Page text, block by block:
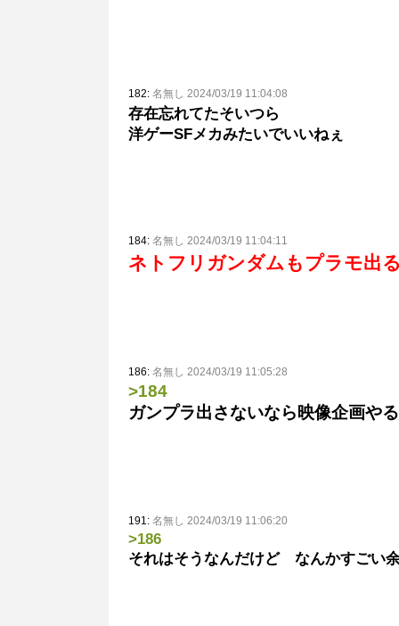
182: 名無し 2024/03/19 11:04:08
存在忘れてたそいつら
洋ゲーSFメカみたいでいいねぇ
184: 名無し 2024/03/19 11:04:11
ネトフリガンダムもプラモ出
186: 名無し 2024/03/19 11:05:28
>184
ガンプラ出さないなら映像企画や
191: 名無し 2024/03/19 11:06:20
>186
それはそうなんだけど なんかすごい